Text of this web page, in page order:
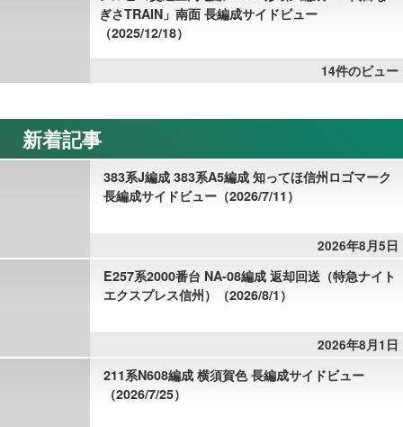
ぎさTRAIN」南面 長編成サイドビュー
（2025/12/18）
14件のビュー
新着記事
383系J編成 383系A5編成 知ってほ信州ロゴマーク
長編成サイドビュー（2026/7/11）
2026年8月5日
E257系2000番台 NA-08編成 返却回送（特急ナイト
エクスプレス信州）（2026/8/1）
2026年8月1日
211系N608編成 横須賀色 長編成サイドビュー
（2026/7/25）